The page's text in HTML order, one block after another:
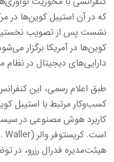
که در آن استیبل‌ کوین‌ها در
نشست پس از تصویب
کوین‌ها در آمریکا برگزار
دارایی‌های دیجیتال در
طبق اعلام رسمی، این
کسب‌وکار مرتبط با استیبل‌
کاربرد هوش مصنوعی در
هیئت‌مدیره فدرال رزرو،